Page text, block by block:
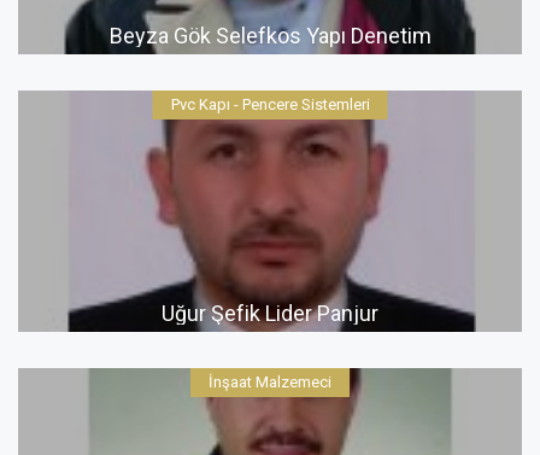
Beyza Gök Selefkos Yapı Denetim
Uğur Şefik Lider Panjur
Pvc Kapı - Pencere Sistemleri
İnşaat Malzemeci